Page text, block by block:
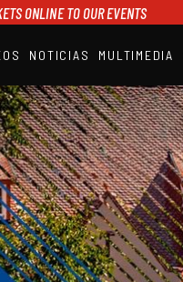
ONLINE TO OUR EVENTS
NOTICIAS MULTIMEDIA
A1PADEL
RANKING
CALENDARIO
TORNEOS
NOTICIAS
MULTIMEDIA
SCOREBOARD
STREAMING